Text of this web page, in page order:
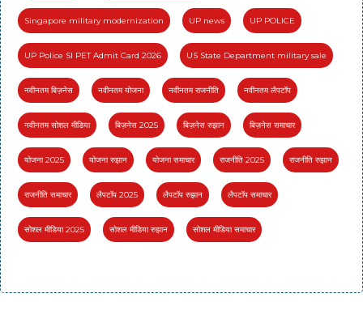
Singapore military modernization UP news UP POLICE
UP Police SI PET Admit Card 2026 US State Department military sale
नवीनतम बिज़नेस नवीनतम योजना नवीनतम राजनीति नवीनतम लैपटॉप
नवीनतम सोशल मीडिया बिज़नेस 2025 बिज़नेस रुझान बिज़नेस समाचार
योजना 2025 योजना रुझान योजना समाचार राजनीति 2025 राजनीति रुझान
राजनीति समाचार लैपटॉप 2025 लैपटॉप रुझान लैपटॉप समाचार
सोशल मीडिया 2025 सोशल मीडिया रुझान सोशल मीडिया समाचार